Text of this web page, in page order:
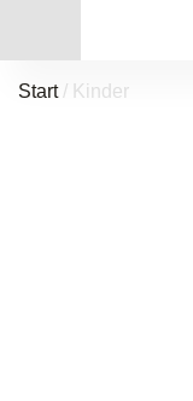
Start/ Kinder